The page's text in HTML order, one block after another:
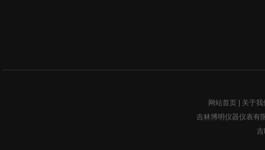
网站首页|
关于我
吉林博明仪器仪表有